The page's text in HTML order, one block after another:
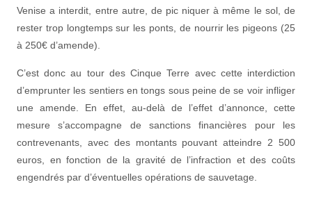
Venise a interdit, entre autre, de pic niquer à même le sol, de
rester trop longtemps sur les ponts, de nourrir les pigeons (25
à 250€ d’amende).
C’est donc au tour des Cinque Terre avec cette interdiction
d’emprunter les sentiers en tongs sous peine de se voir infliger
une amende. En effet, au-delà de l’effet d’annonce, cette
mesure s’accompagne de sanctions financières pour les
contrevenants, avec des montants pouvant atteindre 2 500
euros, en fonction de la gravité de l’infraction et des coûts
engendrés par d’éventuelles opérations de sauvetage.